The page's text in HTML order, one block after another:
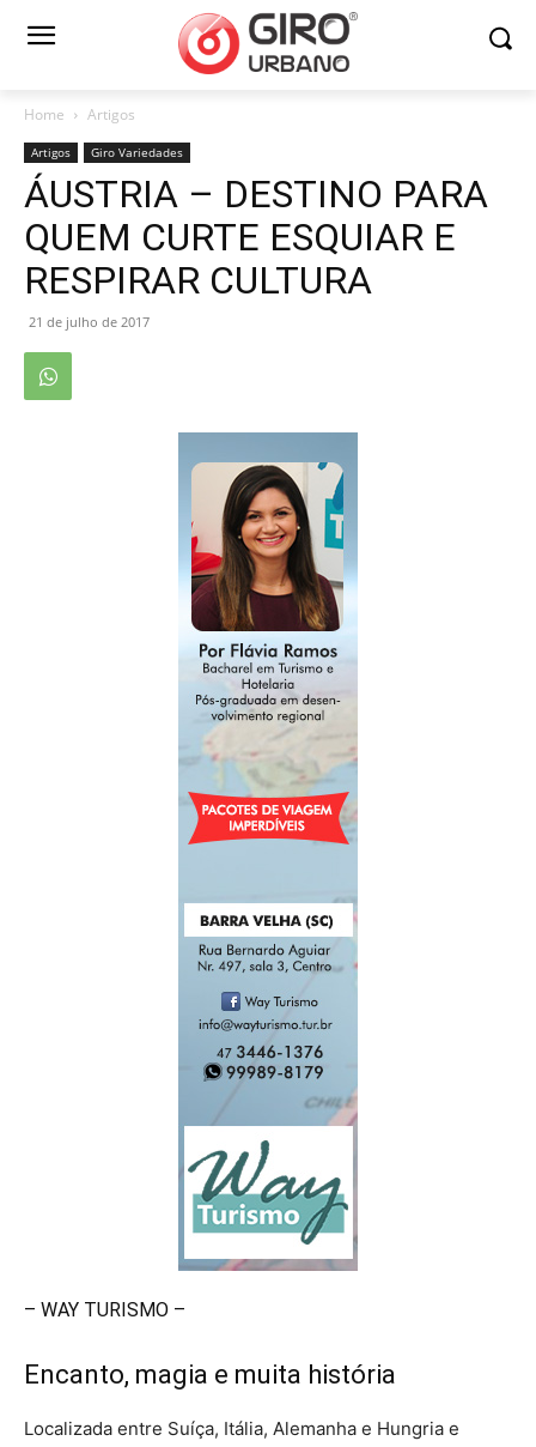
Home Artigos
Artigos Giro Variedades
ÁUSTRIA – DESTINO PARA
QUEM CURTE ESQUIAR E
RESPIRAR CULTURA
21 de julho de 2017
– WAY TURISMO –
Encanto, magia e muita história
Localizada entre Suíça, Itália, Alemanha e Hungria e